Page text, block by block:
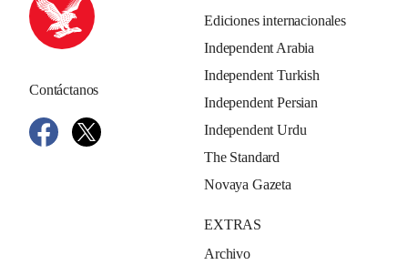
Contáctanos
Ediciones internacionales
Independent Arabia
Independent Turkish
Independent Persian
Independent Urdu
The Standard
Novaya Gazeta
EXTRAS
Archivo